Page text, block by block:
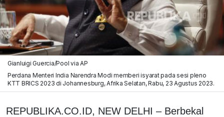
Gianluigi Guercia/Pool via AP
Perdana Menteri India Narendra Modi memberi isyarat pada sesi pleno
KTT BRICS 2023 di Johannesburg, Afrika Selatan, Rabu, 23 Agustus 2023.
REPUBLIKA.CO.ID, NEW DELHI – Berbekal